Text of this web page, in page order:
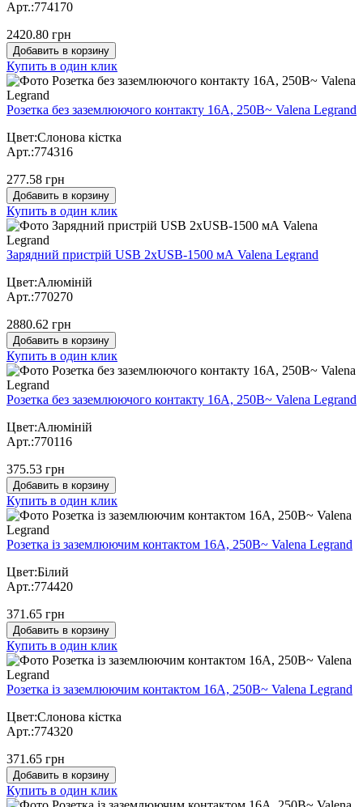
Арт.:774170
2420.80 грн
Добавить в корзину
Купить в один клик
Розетка без заземлюючого контакту 16А, 250В~ Valena Legrand
Цвет:Слонова кістка
Арт.:774316
277.58 грн
Добавить в корзину
Купить в один клик
Зарядний пристрій USB 2хUSB-1500 мА Valena Legrand
Цвет:Алюміній
Арт.:770270
2880.62 грн
Добавить в корзину
Купить в один клик
Розетка без заземлюючого контакту 16А, 250В~ Valena Legrand
Цвет:Алюміній
Арт.:770116
375.53 грн
Добавить в корзину
Купить в один клик
Розетка із заземлюючим контактом 16А, 250В~ Valena Legrand
Цвет:Білий
Арт.:774420
371.65 грн
Добавить в корзину
Купить в один клик
Розетка із заземлюючим контактом 16А, 250В~ Valena Legrand
Цвет:Слонова кістка
Арт.:774320
371.65 грн
Добавить в корзину
Купить в один клик